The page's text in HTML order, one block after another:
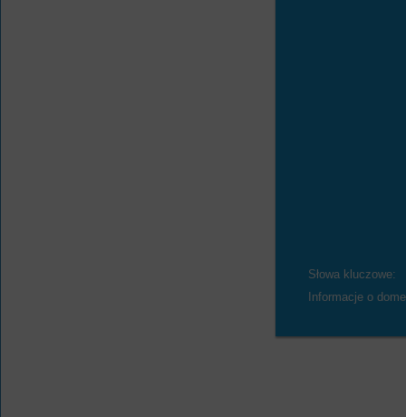
Słowa kluczowe:
Informacje o